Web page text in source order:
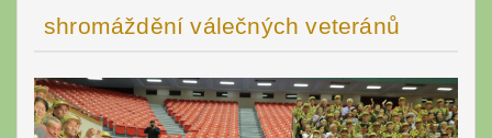
shromáždění válečných veteránů